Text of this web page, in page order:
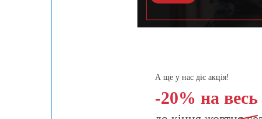
А ще у нас діє акція!
-20% на